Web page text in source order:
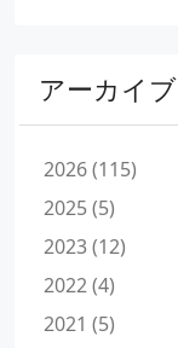
アーカイブ
2026 (115)
2025 (5)
2023 (12)
2022 (4)
2021 (5)